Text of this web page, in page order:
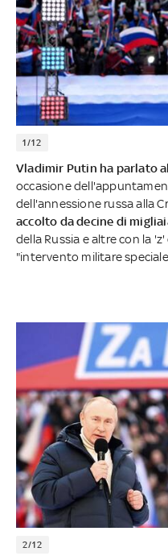
1/12
Vladimir Putin ha parlato
occasione
dell'annessione russa alla
accolto da decine di
della Russia e altre con la
"intervento militare
2/12